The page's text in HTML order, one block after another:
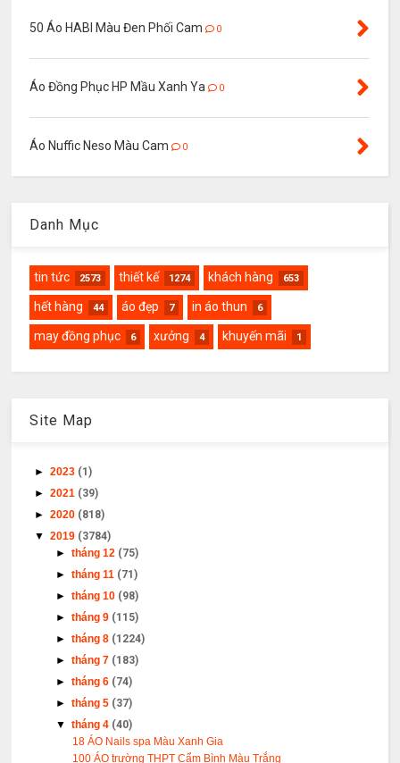
50 Áo HABI Màu Đen Phối Cam 0
Áo Đồng Phục HP Mầu Xanh Ya 0
Áo Nuffic Neso Màu Cam 0
Danh Mục
tin tức 2573 thiết kế 1274 khách hàng 653
hết hàng 44 áo đẹp 7 in áo thun 6
may đồng phục 6 xưởng 4 khuyến mãi 1
Site Map
►2023 (1)
►2021 (39)
►2020 (818)
▼2019 (3784)
►tháng 12 (75)
►tháng 11 (71)
►tháng 10 (98)
►tháng 9 (115)
►tháng 8 (1224)
►tháng 7 (183)
►tháng 6 (74)
►tháng 5 (37)
▼tháng 4 (40)
18 ÁO Nails spa Màu Xanh Gia
100 ÁO trường THPT Cẩm Bình Màu Trắng